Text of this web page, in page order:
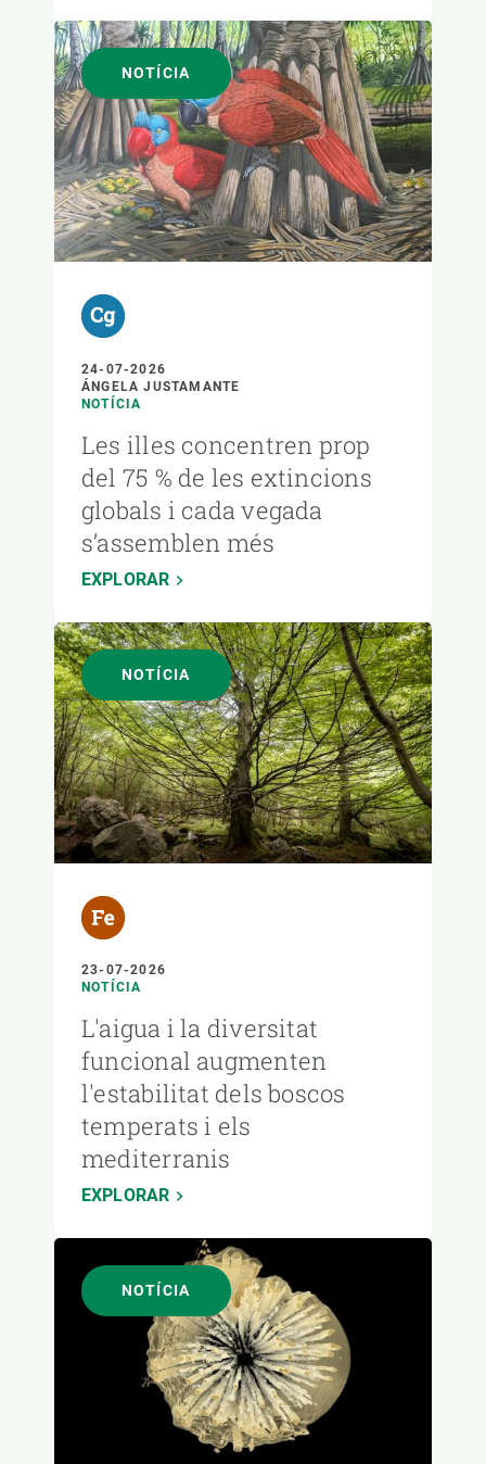
NOTÍCIA
24-07-2026
ÁNGELA JUSTAMANTE
NOTÍCIA
Les illes concentren prop
del 75 % de les extincions
globals i cada vegada
s’assemblen més
EXPLORAR
NOTÍCIA
23-07-2026
NOTÍCIA
L'aigua i la diversitat
funcional augmenten
l'estabilitat dels boscos
temperats i els
mediterranis
EXPLORAR
NOTÍCIA